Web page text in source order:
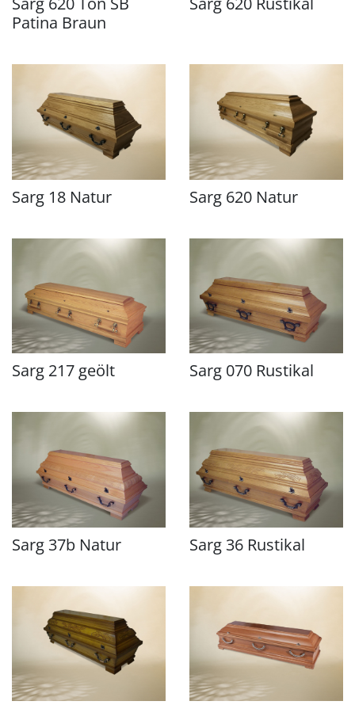
Patina Braun
Sarg 18 Natur Sarg 620 Natur
Sarg 217 geölt Sarg 070 Rustikal
Sarg 37b Natur Sarg 36 Rustikal